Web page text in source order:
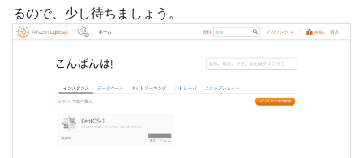
るので、少し待ちましょう。